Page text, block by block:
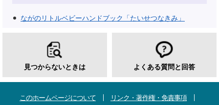
ながのリトルベビーハンドブック「たいせつなきみ」
見つからないときは よくある質問と回答
このホームページについて
リンク・著作権・免責事項